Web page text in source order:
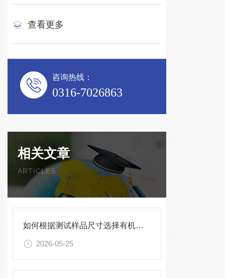
查看更多
咨询热线：
0316-7026863
相关文章
ARTICLES
如何根据测试样品尺寸选择有机玻璃试验箱
2026-05-25